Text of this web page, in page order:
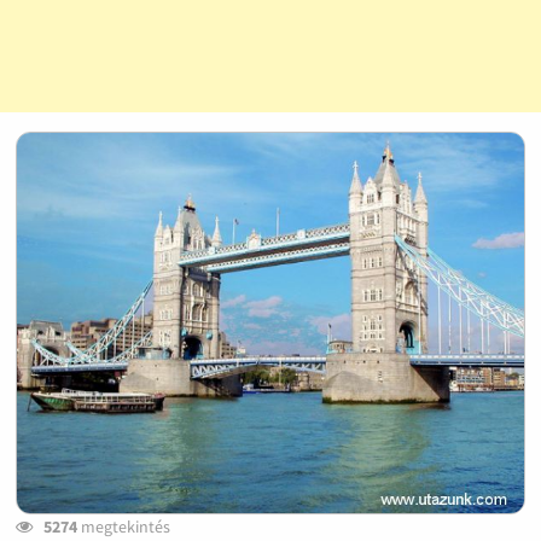
5274megtekintés